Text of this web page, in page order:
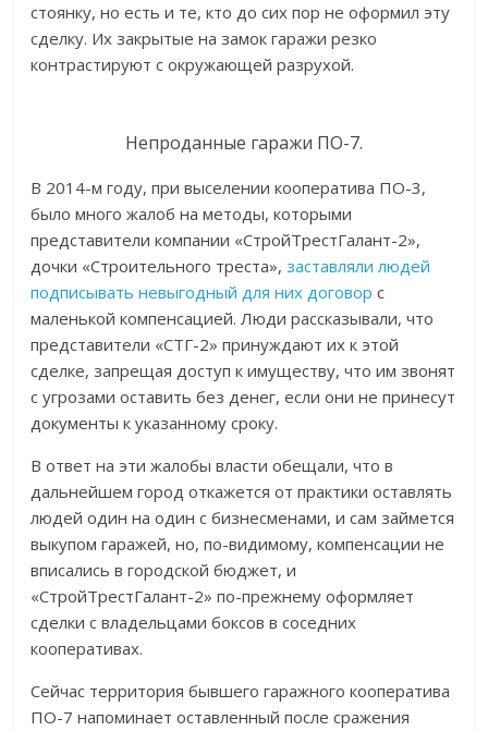
стоянку, но есть и те, кто до сих пор не оформил эту
сделку. Их закрытые на замок гаражи резко
контрастируют с окружающей разрухой.
Непроданные гаражи ПО-7.
В 2014-м году, при выселении кооператива ПО-3,
было много жалоб на методы, которыми
представители компании «СтройТрестГалант-2»,
дочки «Строительного треста»,заставляли людей
подписывать невыгодный для них договор с
маленькой компенсацией. Люди рассказывали, что
представители «СТГ-2» принуждают их к этой
сделке, запрещая доступ к имуществу, что им звонят
с угрозами оставить без денег, если они не принесут
документы к указанному сроку.
В ответ на эти жалобы власти обещали, что в
дальнейшем город откажется от практики оставлять
людей один на один с бизнесменами, и сам займется
выкупом гаражей, но, по-видимому, компенсации не
вписались в городской бюджет, и
«СтройТрестГалант-2» по-прежнему оформляет
сделки с владельцами боксов в соседних
кооперативах.
Сейчас территория бывшего гаражного кооператива
ПО-7 напоминает оставленный после сражения